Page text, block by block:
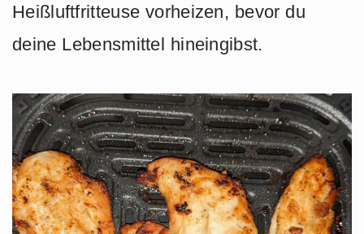
Heißluftfritteuse vorheizen, bevor du
deine Lebensmittel hineingibst.